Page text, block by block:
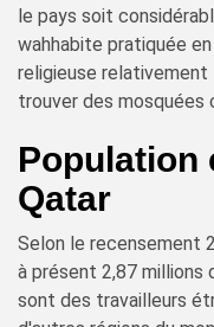
le pays soit
wahhabite pratiquée
religieuse
trouver des mosquées
Population
Qatar
Selon le recensement
à présent 2,87 millions
sont des travailleurs